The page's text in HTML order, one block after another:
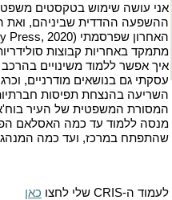
אני עושה שימוש בטקסטים
ההשפעה ההדדית שביניהם, ואת
האחרון שפרסמתי (Press, 2020
מתמקד באחריות קבוצות
איך אפשר ללמוד משינויים
עסקתי גם בנושאים מודרניים,
השריעה בהנצחת תפיסות
המסורת המשפטית של העיר
מנסה ללמוד עד כמה האסלאם
שהתפתח במרכז, ועד כמה המנהג
לעמוד ה-CRIS שלי לחצו כאן